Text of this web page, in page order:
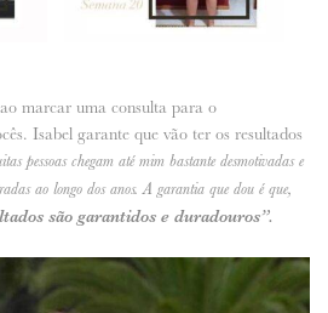
marcar uma consulta para o
Isabel garante que vão ter os resultados
pessoas chegam até mim bastante desmotivadas e
ao longo dos anos. A garantia que dou é que,
são garantidos e duradouros”.